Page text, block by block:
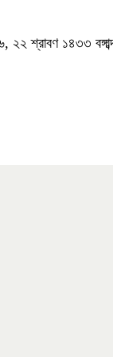
শ্রাবণ ১৪৩৩